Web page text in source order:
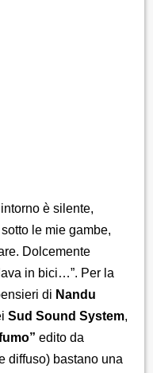
è silente,
le mie gambe,
Dolcemente
in bici…”. Per la
di Nandu
Sud Sound System,
edito da
diffuso) bastano una